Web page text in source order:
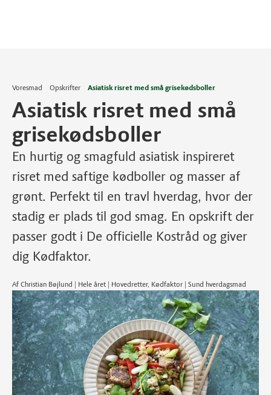
Voresmad Opskrifter Asiatisk risret med små grisekødsboller
Asiatisk risret med små
grisekødsboller
En hurtig og smagfuld asiatisk inspireret
risret med saftige kødboller og masser af
grønt. Perfekt til en travl hverdag, hvor der
stadig er plads til god smag. En opskrift der
passer godt i De officielle Kostråd og giver
dig Kødfaktor.
Af Christian Bøjlund | Hele året | Hovedretter, Kødfaktor | Sund hverdagsmad